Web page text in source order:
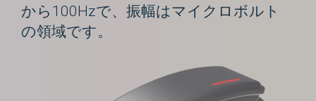
から100Hzで、振幅はマイクロボルト
の領域です。